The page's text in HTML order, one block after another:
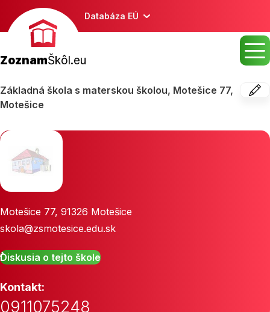
Databáza EÚ
ZoznamŠkôl.eu
Základná škola s materskou školou, Motešice 77,
Motešice
Motešice 77, 91326 Motešice
skola@zsmotesice.edu.sk
Diskusia o tejto škole
Kontakt:
0911075248